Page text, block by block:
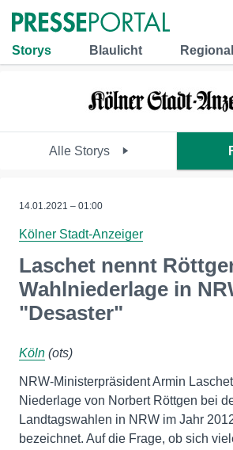
Storys Blaulicht Regional
Alle Storys
14.01.2021 – 01:00
Kölner Stadt-Anzeiger
Laschet nennt
Wahlniederlage in
"Desaster"
Köln (ots)
NRW-Ministerpräsident Armin
Niederlage von Norbert Röttgen bei
Landtagswahlen in NRW im Jahr
bezeichnet. Auf die Frage, ob sich